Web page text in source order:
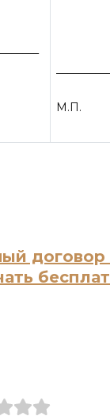
М.П.
договор